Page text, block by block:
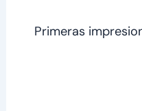
Primeras